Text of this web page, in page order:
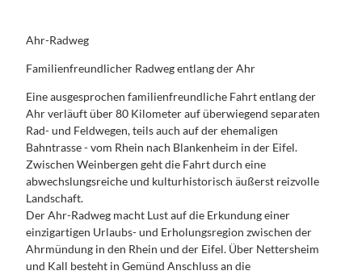
Ahr-Radweg
Familienfreundlicher Radweg entlang der Ahr
Eine ausgesprochen familienfreundliche Fahrt entlang der
Ahr verläuft über 80 Kilometer auf überwiegend separaten
Rad- und Feldwegen, teils auch auf der ehemaligen
Bahntrasse - vom Rhein nach Blankenheim in der Eifel.
Zwischen Weinbergen geht die Fahrt durch eine
abwechslungsreiche und kulturhistorisch äußerst reizvolle
Landschaft.
Der Ahr-Radweg macht Lust auf die Erkundung einer
einzigartigen Urlaubs- und Erholungsregion zwischen der
Ahrmündung in den Rhein und der Eifel. Über Nettersheim
und Kall besteht in Gemünd Anschluss an die